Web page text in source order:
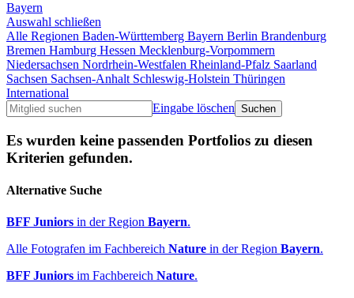
Bayern
Auswahl schließen
Alle Regionen Baden-Württemberg Bayern Berlin Brandenburg
Bremen Hamburg Hessen Mecklenburg-Vorpommern
Niedersachsen Nordrhein-Westfalen Rheinland-Pfalz Saarland
Sachsen Sachsen-Anhalt Schleswig-Holstein Thüringen
International
Eingabe löschen
Es wurden keine passenden Portfolios zu diesen
Kriterien gefunden.
Alternative Suche
BFF Juniors in der Region Bayern.
Alle Fotografen im Fachbereich Nature in der Region Bayern.
BFF Juniors im Fachbereich Nature.